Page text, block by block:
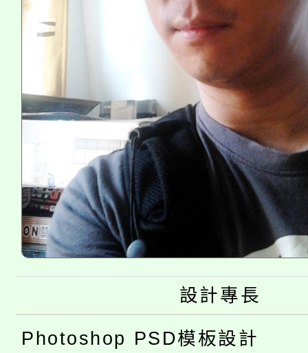
設計專長
Photoshop PSD模板設計